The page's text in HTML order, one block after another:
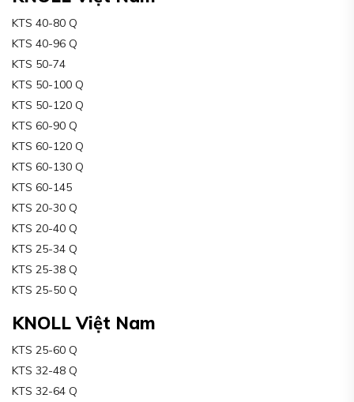
KTS 40-80 Q
KTS 40-96 Q
KTS 50-74
KTS 50-100 Q
KTS 50-120 Q
KTS 60-90 Q
KTS 60-120 Q
KTS 60-130 Q
KTS 60-145
KTS 20-30 Q
KTS 20-40 Q
KTS 25-34 Q
KTS 25-38 Q
KTS 25-50 Q
KNOLL Việt Nam
KTS 25-60 Q
KTS 32-48 Q
KTS 32-64 Q